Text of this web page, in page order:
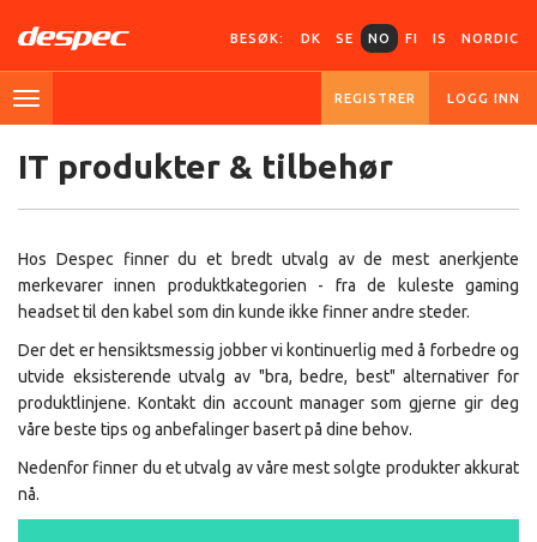
BESØK: DK SE NO FI IS NORDIC
REGISTRER LOGG INN
IT produkter & tilbehør
Hos Despec finner du et bredt utvalg av de mest anerkjente
merkevarer innen produktkategorien - fra de kuleste gaming
headset til den kabel som din kunde ikke finner andre steder.
Der det er hensiktsmessig jobber vi kontinuerlig med å forbedre og
utvide eksisterende utvalg av "bra, bedre, best" alternativer for
produktlinjene. Kontakt din account manager som gjerne gir deg
våre beste tips og anbefalinger basert på dine behov.
Nedenfor finner du et utvalg av våre mest solgte produkter akkurat
nå.